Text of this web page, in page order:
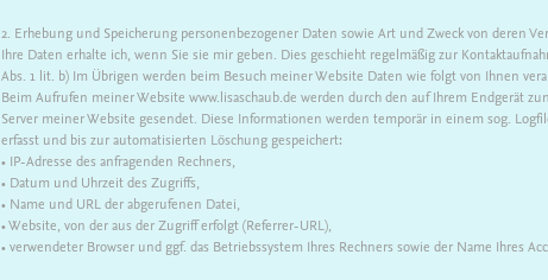
2. Erhebung und Speicherung personenbezogener Daten sowie Art und Zweck von deren
Ihre Daten erhalte ich, wenn Sie sie mir geben. Dies geschieht regelmäßig zur
Abs. 1 lit. b) Im Übrigen werden beim Besuch meiner Website Daten wie folgt von Ihnen
Beim Aufrufen meiner Website www.lisaschaub.de werden durch den auf Ihrem Endgerät
Server meiner Website gesendet. Diese Informationen werden temporär in einem sog.
erfasst und bis zur automatisierten Löschung gespeichert:
• IP-Adresse des anfragenden Rechners,
• Datum und Uhrzeit des Zugriffs,
• Name und URL der abgerufenen Datei,
• Website, von der aus der Zugriff erfolgt (Referrer-URL),
• verwendeter Browser und ggf. das Betriebssystem Ihres Rechners sowie der Name Ihres